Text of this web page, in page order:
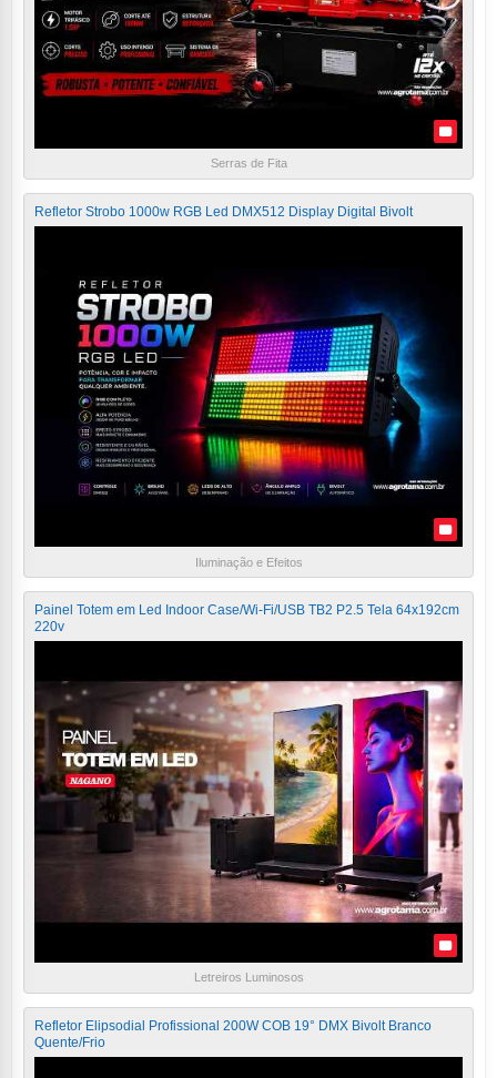
Serras de Fita
Refletor Strobo 1000w RGB Led DMX512 Display Digital Bivolt
Iluminação e Efeitos
Painel Totem em Led Indoor Case/Wi-Fi/USB TB2 P2.5 Tela 64x192cm
220v
Letreiros Luminosos
Refletor Elipsodial Profissional 200W COB 19° DMX Bivolt Branco
Quente/Frio